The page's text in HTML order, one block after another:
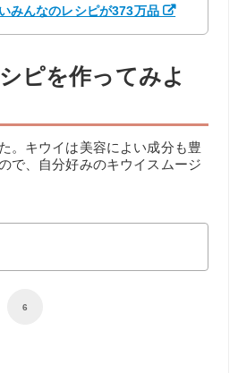
みんなのレシピが373万品
ピを作ってみよ
。キウイは美容によい成分も豊
で、自分好みのキウイスムージ
6